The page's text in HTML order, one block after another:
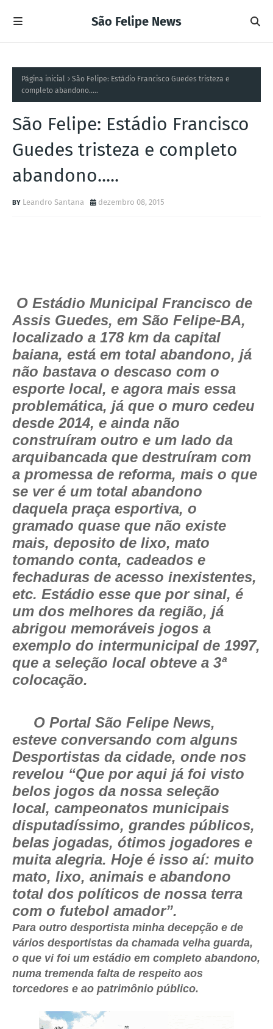
São Felipe News
Página inicial
São Felipe: Estádio Francisco Guedes tristeza e
completo abandono.....
São Felipe: Estádio Francisco
Guedes tristeza e completo
abandono.....
Leandro Santana dezembro 08, 2015
O Estádio Municipal Francisco de
Assis Guedes, em São Felipe-BA,
localizado a 178 km da capital
baiana, está em total abandono, já
não bastava o descaso com o
esporte local, e agora mais essa
problemática, já que o muro cedeu
desde 2014, e ainda não
construíram outro e um lado da
arquibancada que destruíram com
a promessa de reforma, mais o que
se ver é um total abandono
daquela praça esportiva, o
gramado quase que não existe
mais, deposito de lixo, mato
tomando conta, cadeados e
fechaduras de acesso inexistentes,
etc. Estádio esse que por sinal, é
um dos melhores da região, já
abrigou memoráveis jogos a
exemplo do intermunicipal de 1997,
que a seleção local obteve a 3ª
colocação.
O Portal São Felipe News,
esteve conversando com alguns
Desportistas da cidade, onde nos
revelou “Que por aqui já foi visto
belos jogos da nossa seleção
local, campeonatos municipais
disputadíssimo, grandes públicos,
belas jogadas, ótimos jogadores e
muita alegria. Hoje é isso aí: muito
mato, lixo, animais e abandono
total dos políticos de nossa terra
com o futebol amador”.
Para outro desportista minha decepção e de
vários desportistas da chamada velha guarda,
o que vi foi um estádio em completo abandono,
numa tremenda falta de respeito aos
torcedores e ao patrimônio público.